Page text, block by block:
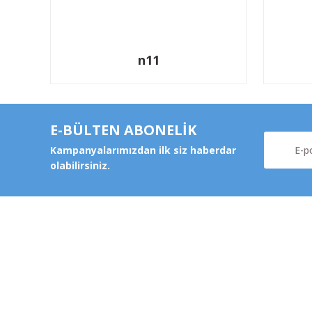
n11
E-BÜLTEN ABONELİK
Kampanyalarımızdan ilk siz haberdar
olabilirsiniz.